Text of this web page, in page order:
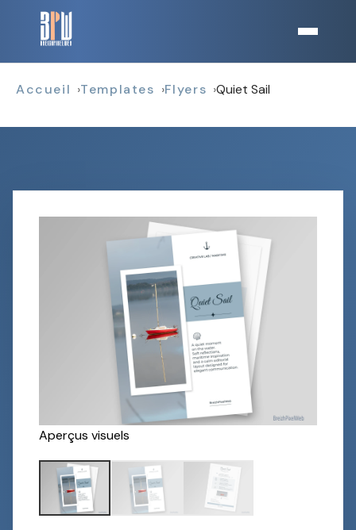
Accueil Templates Flyers Quiet Sail
Aperçus visuels